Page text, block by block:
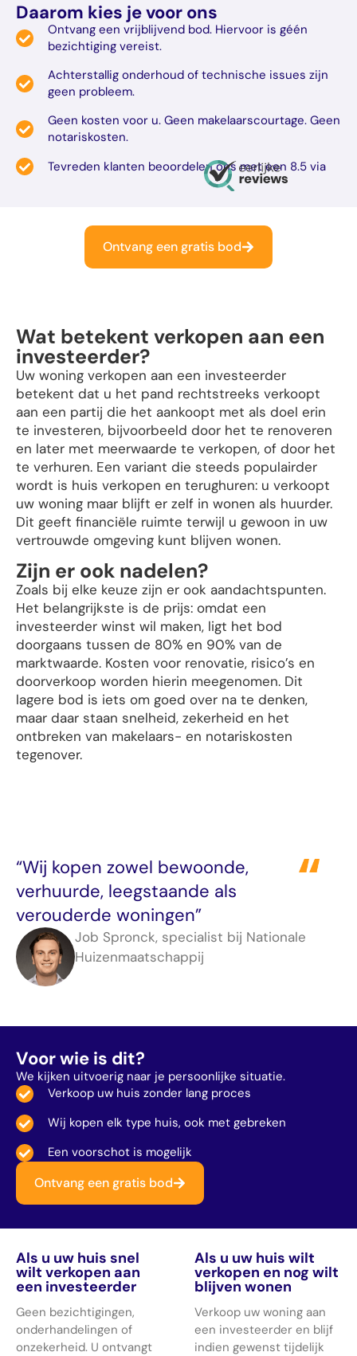
Daarom kies je voor ons
Ontvang een vrijblijvend bod. Hiervoor is géén
bezichtiging vereist.
Achterstallig onderhoud of technische issues zijn
geen probleem.
Geen kosten voor u. Geen makelaarscourtage. Geen
notariskosten.
Tevreden klanten beoordelen ons met een 8.5 via
Ontvang een gratis bod
Wat betekent verkopen aan een
investeerder?
Uw woning verkopen aan een investeerder
betekent dat u het pand rechtstreeks verkoopt
aan een partij die het aankoopt met als doel erin
te investeren, bijvoorbeeld door het te renoveren
en later met meerwaarde te verkopen, of door het
te verhuren. Een variant die steeds populairder
wordt is huis verkopen en terughuren: u verkoopt
uw woning maar blijft er zelf in wonen als huurder.
Dit geeft financiële ruimte terwijl u gewoon in uw
vertrouwde omgeving kunt blijven wonen.
Zijn er ook nadelen?
Zoals bij elke keuze zijn er ook aandachtspunten.
Het belangrijkste is de prijs: omdat een
investeerder winst wil maken, ligt het bod
doorgaans tussen de 80% en 90% van de
marktwaarde. Kosten voor renovatie, risico’s en
doorverkoop worden hierin meegenomen. Dit
lagere bod is iets om goed over na te denken,
maar daar staan snelheid, zekerheid en het
ontbreken van makelaars- en notariskosten
tegenover.
“Wij kopen zowel bewoonde,
verhuurde, leegstaande als
verouderde woningen”
Job Spronck, specialist bij Nationale
Huizenmaatschappij
Voor wie is dit?
We kijken uitvoerig naar je persoonlijke situatie.
Verkoop uw huis zonder lang proces
Wij kopen elk type huis, ook met gebreken
Een voorschot is mogelijk
Ontvang een gratis bod
Als u uw huis snel
wilt verkopen aan
een investeerder
Geen bezichtigingen,
onderhandelingen of
onzekerheid. U ontvangt
Als u uw huis wilt
verkopen en nog wilt
blijven wonen
Verkoop uw woning aan
een investeerder en blijf
indien gewenst tijdelijk